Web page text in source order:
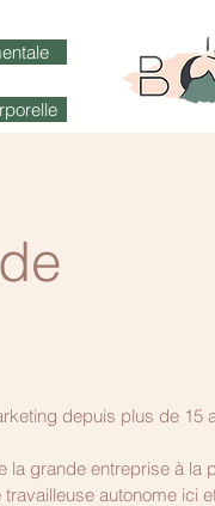
depuis plus de 15
la grande entreprise à la
autonome ici